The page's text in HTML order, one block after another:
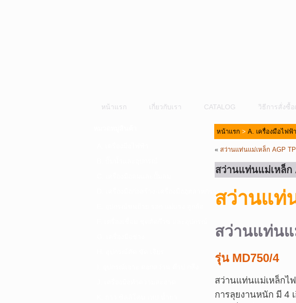
หน้าแรก เกี่ยวกับเรา CATALOG วิธีการสั่งซื้อ
D. เครื่องมือก่อสร้าง-เครื่องมืออุตสาหกรรม
หน้าแรก > A. เครื่องมือไฟฟ้า
« สว่านแท่นแม่เหล็ก AGP
สว่านแท่นแม่เหล็ก
สว่านแท่
สว่านแท่นแ
รุ่น MD750/4
สว่านแท่นแม่เหล็กไ
การลุยงานหนัก มี 4